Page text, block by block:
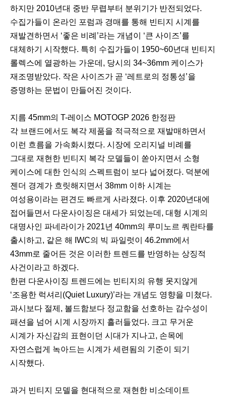
하지만 2010년대 중반 무렵부터 분위기가 반전되었다.
수집가들이 온라인 포럼과 경매를 통해 빈티지 시계를
재발견하면서 ‘좋은 비례’라는 개념이 ‘큰 사이즈’를
대체하기 시작했다. 특히 수집가들이 1950~60년대 빈티지
롤렉스에 열광하는 가운데, 당시의 34~36mm 케이스가
재조명받았다. 작은 사이즈가 곧 ‘레트로의 정통성’을
증명하는 문법이 만들어진 것이다.
지름 45mm의 T-레이스 MOTOGP 2026 한정판
각 브랜드에서도 복각 제품을 적극적으로 재발매하면서
이런 흐름을 가속화시켰다. 시장에 오리지널 비례를
그대로 재현한 빈티지 복각 모델들이 쏟아지면서 소형
케이스에 대한 인식의 스펙트럼이 보다 넓어졌다. 덕분에
젠더 경계가 흐릿해지면서 38mm 이하 시계는
여성용이라는 편견도 빠르게 사라졌다. 이후 2020년대에
접어들면서 다운사이징은 대세가 되었는데, 대형 시계의
대명사인 파네라이가 2021년 40mm의 루미노르 쿼란타를
출시하고, 같은 해 IWC의 빅 파일럿이 46.2mm에서
43mm로 줄어든 것은 이러한 트렌드를 반영하는 상징적
사건이라고 하겠다.
한편 다운사이징 트렌드에는 빈티지의 유행 못지않게
‘조용한 럭셔리(Quiet Luxury)’라는 개념도 영향을 미쳤다.
과시보다 절제, 볼드함보다 정교함을 선호하는 감수성이
패션을 넘어 시계 시장까지 흘러들었다. 크고 무거운
시계가 자신감의 표현이던 시대가 지나고, 손목에
자연스럽게 녹아드는 시계가 세련됨의 기준이 되기
시작했다.
과거 빈티지 모델을 현대적으로 재현한 비소데이트